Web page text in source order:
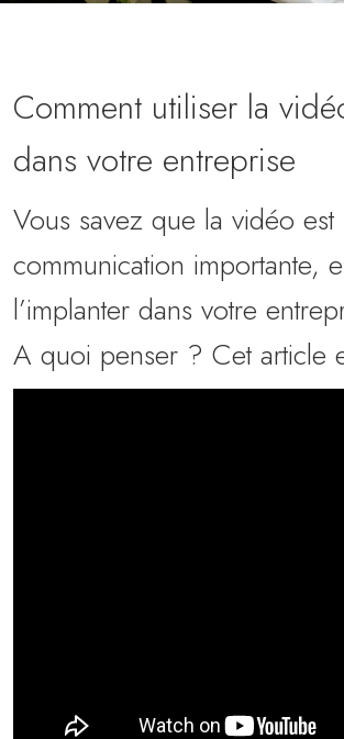
Comment utiliser la
dans votre entreprise
Vous savez que la vidéo
communication importante,
l’implanter dans votre
A quoi penser ? Cet article